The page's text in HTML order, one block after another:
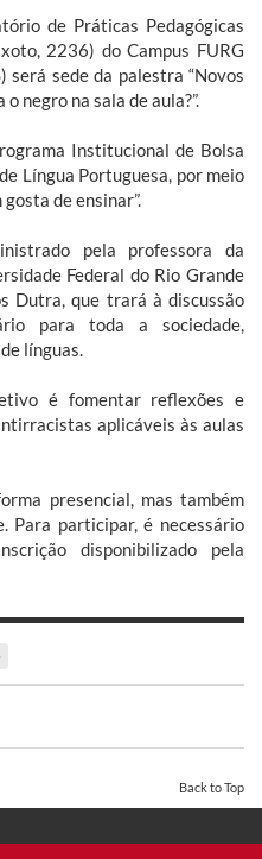
de Práticas Pedagógicas
2236) do Campus FURG
será sede da palestra “Novos
negro na sala de aula?”.
Institucional de Bolsa
Língua Portuguesa, por meio
de ensinar”.
pela professora da
Federal do Rio Grande
Dutra, que trará à discussão
para toda a sociedade,
línguas.
é fomentar reflexões e
aplicáveis às aulas
presencial, mas também
Para participar, é necessário
disponibilizado pela
Back to Top